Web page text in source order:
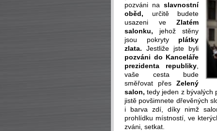
pozváni na slavnostní
oběd, určitě budete
usazeni veZlatém
salonku, jehož stěny
jsou pokrytyplátky
zlata. Jestliže jste byli
pozváni do Kanceláře
prezidenta republiky
vaše cesta bude
směřovat přes Zelený
salon, tedy jeden z bývalých
jistě povšimnete dřevěných
i barva zdí, díky nimž
prohlídku místností, ve
zváni, setkat.